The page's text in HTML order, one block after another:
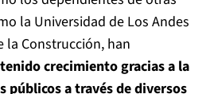
la Universidad de Los Andes
la Construcción, han
crecimiento gracias a la
públicos a través de diversos